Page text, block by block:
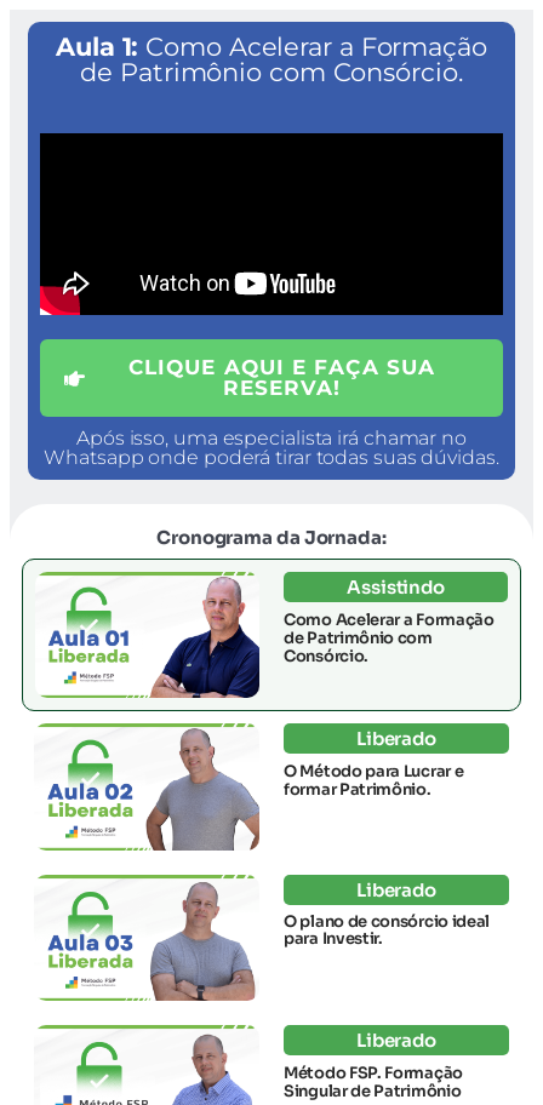
Aula 1: Como Acelerar a Formação
de Patrimônio com Consórcio.
CLIQUE AQUI E FAÇA SUA
RESERVA!
Após isso, uma especialista irá chamar no
Whatsapp onde poderá tirar todas suas dúvidas.​
Cronograma da Jornada:
Assistindo
Como Acelerar a Formação
de Patrimônio com
Consórcio.
Liberado
O Método para Lucrar e
formar Patrimônio.
Liberado
O plano de consórcio ideal
para Investir.
Liberado
Método FSP. Formação
Singular de Patrimônio